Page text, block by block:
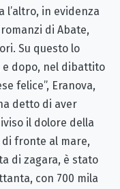
l’altro, in evidenza
di Abate,
Su questo lo
dopo, nel dibattito
felice”, Eranova,
detto di aver
il dolore della
fronte al mare,
di zagara, è stato
con 700 mila